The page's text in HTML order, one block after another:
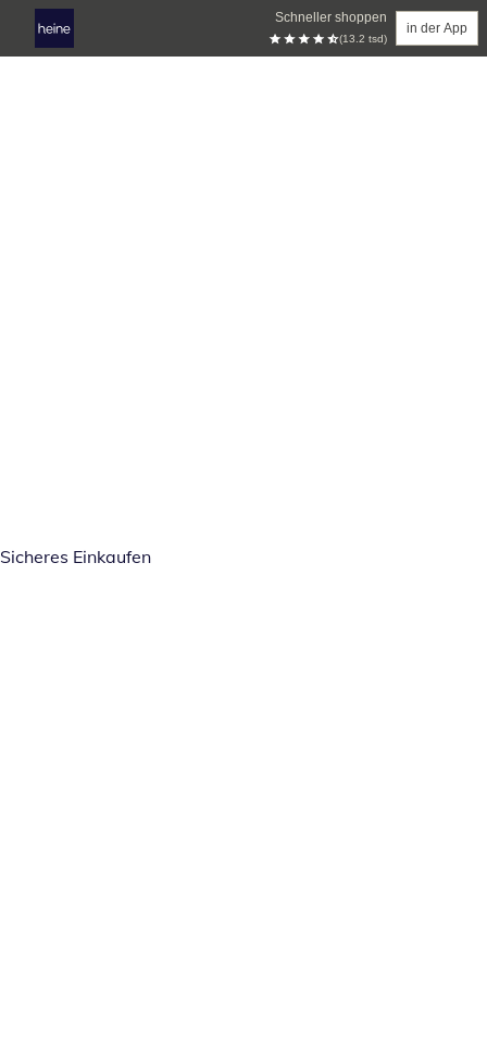
Schneller shoppen
(13.2 tsd)
in der App
Sicheres Einkaufen